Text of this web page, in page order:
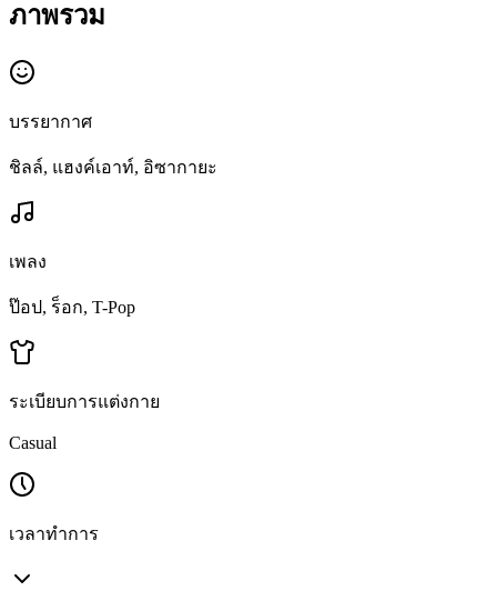
ภาพรวม
บรรยากาศ
ชิลล์, แฮงค์เอาท์, อิซากายะ
เพลง
ป๊อป, ร็อก, T-Pop
ระเบียบการแต่งกาย
Casual
เวลาทำการ